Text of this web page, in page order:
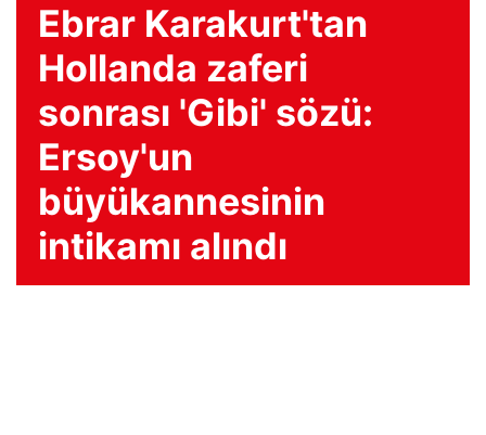
Ebrar Karakurt'tan
Hollanda zaferi
sonrası 'Gibi' sözü:
Ersoy'un
büyükannesinin
intikamı alındı